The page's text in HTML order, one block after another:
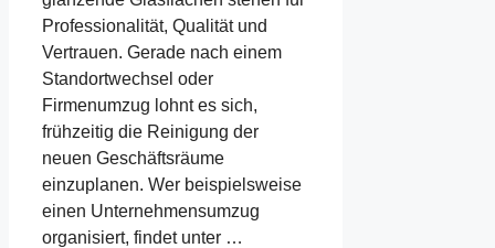
Professionalität, Qualität und
Vertrauen. Gerade nach einem
Standortwechsel oder
Firmenumzug lohnt es sich,
frühzeitig die Reinigung der
neuen Geschäftsräume
einzuplanen. Wer beispielsweise
einen Unternehmensumzug
organisiert, findet unter …